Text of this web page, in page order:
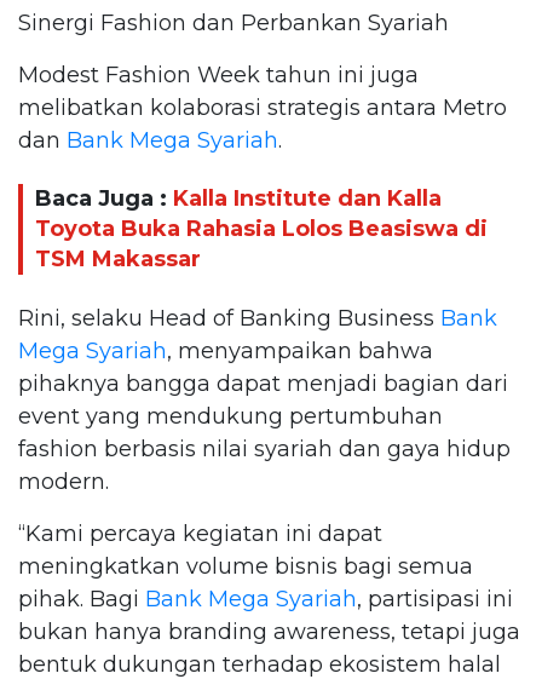
Sinergi Fashion dan Perbankan Syariah
Modest Fashion Week tahun ini juga
melibatkan kolaborasi strategis antara Metro
dan Bank Mega Syariah.
Baca Juga : Kalla Institute dan Kalla
Toyota Buka Rahasia Lolos Beasiswa di
TSM Makassar
Rini, selaku Head of Banking Business Bank
Mega Syariah, menyampaikan bahwa
pihaknya bangga dapat menjadi bagian dari
event yang mendukung pertumbuhan
fashion berbasis nilai syariah dan gaya hidup
modern.
“Kami percaya kegiatan ini dapat
meningkatkan volume bisnis bagi semua
pihak. Bagi Bank Mega Syariah, partisipasi ini
bukan hanya branding awareness, tetapi juga
bentuk dukungan terhadap ekosistem halal